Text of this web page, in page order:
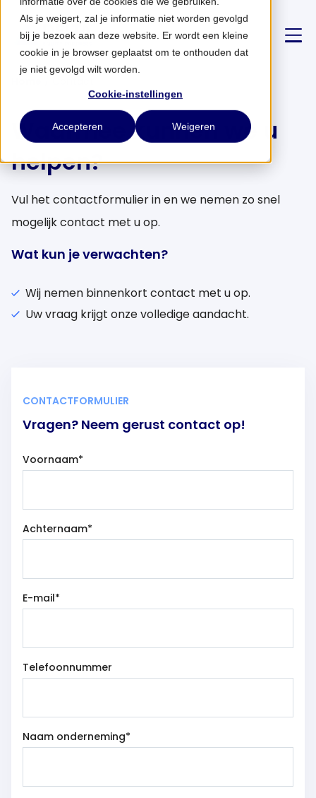
Als je weigert, zal je informatie niet worden gevolgd
bij je bezoek aan deze website. Er wordt een kleine
cookie in je browser geplaatst om te onthouden dat
je niet gevolgd wilt worden.
Cookie-instellingen
Accepteren Weigeren
Over ons
Partnerships
CONTACT
Waarmee kunnen we u
helpen?
Vul het contactformulier in en we nemen zo snel
mogelijk contact met u op.
Wat kun je verwachten?
Wij nemen binnenkort contact met u op.
Uw vraag krijgt onze volledige aandacht.
CONTACTFORMULIER
Vragen? Neem gerust contact op!
Voornaam*
Achternaam*
E-mail*
Telefoonnummer
Naam onderneming*